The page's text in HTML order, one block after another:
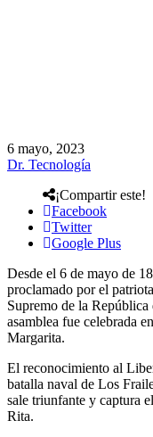
6 mayo, 2023
Dr. Tecnología
¡Compartir este!
Facebook
Twitter
Google Plus
Desde el 6 de mayo de
proclamado por el
Supremo de la
asamblea fue celebrada
Margarita.
El reconocimiento al
batalla naval de Los
sale triunfante y captura
Rita.